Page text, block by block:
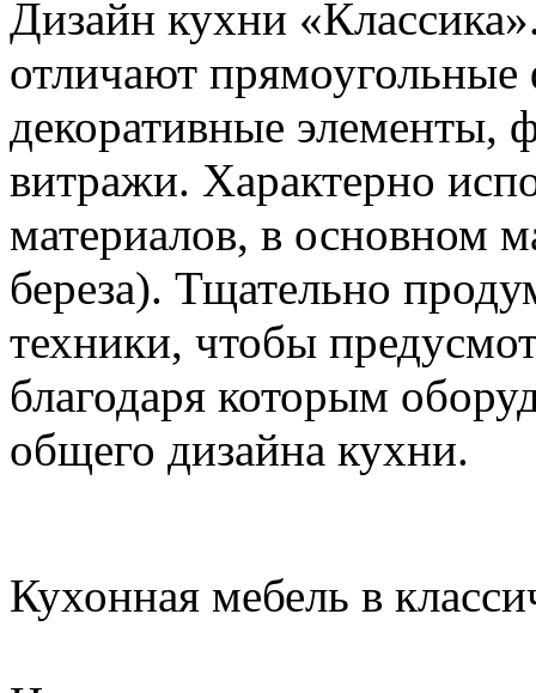
Дизайн кухни
отличают
декоративные элементы,
витражи. Характерно
материалов, в основном
береза). Тщательно
техники, чтобы
благодаря которым
общего дизайна кухни.
Кухонная мебель в